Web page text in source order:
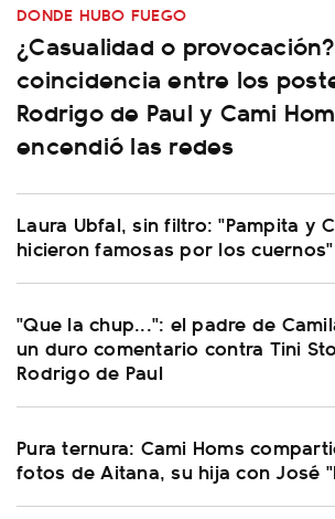
DONDE HUBO FUEGO
¿Casualidad o
coincidencia entre los
Rodrigo de Paul y Cami
encendió las redes
Laura Ubfal, sin filtro: "Pampita y
hicieron famosas por los cuernos"
"Que la chup...": el padre de
un duro comentario contra Tini
Rodrigo de Paul
Pura ternura: Cami Homs
fotos de Aitana, su hija con José